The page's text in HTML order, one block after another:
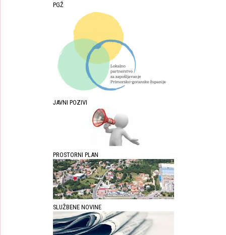
PGŽ
JAVNI POZIVI
PROSTORNI PLAN
SLUŽBENE NOVINE